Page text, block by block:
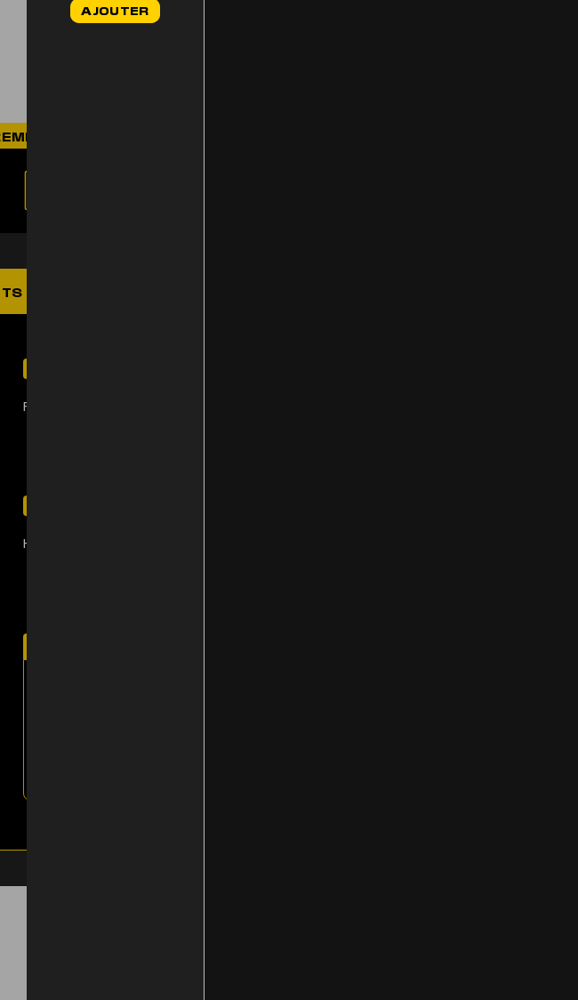
EN SUISSE / BIO / LIVRAISON ANONYME 2-3J /
Réservé aux amateurs de grande qualité !
Histoire de ce produit coming soon
initial
AJOUTER